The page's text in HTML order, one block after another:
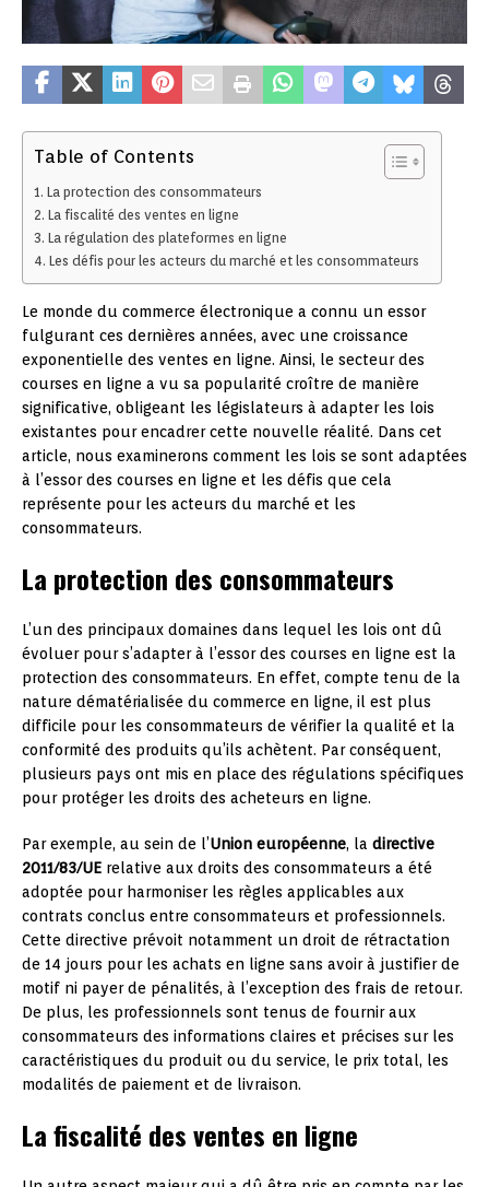
Table of Contents
La protection des consommateurs
La fiscalité des ventes en ligne
La régulation des plateformes en ligne
Les défis pour les acteurs du marché et les consommateurs
Le monde du commerce électronique a connu un essor
fulgurant ces dernières années, avec une croissance
exponentielle des ventes en ligne. Ainsi, le secteur des
courses en ligne a vu sa popularité croître de manière
significative, obligeant les législateurs à adapter les lois
existantes pour encadrer cette nouvelle réalité. Dans cet
article, nous examinerons comment les lois se sont adaptées
à l’essor des courses en ligne et les défis que cela
représente pour les acteurs du marché et les
consommateurs.
La protection des consommateurs
L’un des principaux domaines dans lequel les lois ont dû
évoluer pour s’adapter à l’essor des courses en ligne est la
protection des consommateurs. En effet, compte tenu de la
nature dématérialisée du commerce en ligne, il est plus
difficile pour les consommateurs de vérifier la qualité et la
conformité des produits qu’ils achètent. Par conséquent,
plusieurs pays ont mis en place des régulations spécifiques
pour protéger les droits des acheteurs en ligne.
Par exemple, au sein de l’Union européenne, la directive
2011/83/UE relative aux droits des consommateurs a été
adoptée pour harmoniser les règles applicables aux
contrats conclus entre consommateurs et professionnels.
Cette directive prévoit notamment un droit de rétractation
de 14 jours pour les achats en ligne sans avoir à justifier de
motif ni payer de pénalités, à l’exception des frais de retour.
De plus, les professionnels sont tenus de fournir aux
consommateurs des informations claires et précises sur les
caractéristiques du produit ou du service, le prix total, les
modalités de paiement et de livraison.
La fiscalité des ventes en ligne